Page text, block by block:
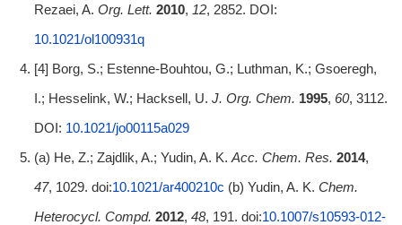
Rezaei, A. Org. Lett. 2010, 12, 2852. DOI:
10.1021/ol100931q
[4] Borg, S.; Estenne-Bouhtou, G.; Luthman, K.; Gsoeregh,
I.; Hesselink, W.; Hacksell, U. J. Org. Chem. 1995, 60, 3112.
DOI: 10.1021/jo00115a029
(a) He, Z.; Zajdlik, A.; Yudin, A. K. Acc. Chem. Res. 2014,
47, 1029. doi:10.1021/ar400210c (b) Yudin, A. K. Chem.
Heterocycl. Compd. 2012, 48, 191. doi:10.1007/s10593-012-